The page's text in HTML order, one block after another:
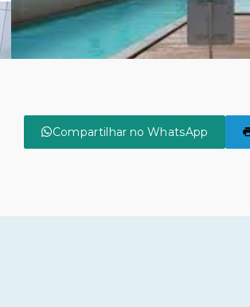
Compartilhar no WhatsApp